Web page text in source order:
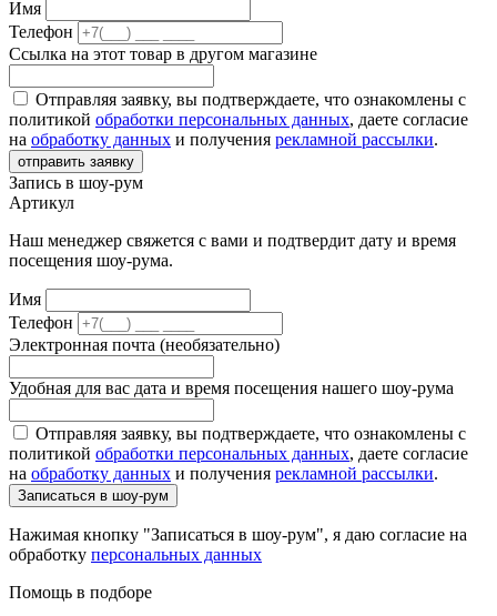
Имя
Телефон
Ссылка на этот товар в другом магазине
Отправляя заявку, вы подтверждаете, что ознакомлены с
политикой обработки персональных данных, даете согласие
на обработку данных и получения рекламной рассылки.
отправить заявку
Запись в шоу-рум
Артикул
Наш менеджер свяжется с вами и подтвердит дату и время
посещения шоу-рума.
Имя
Телефон
Электронная почта (необязательно)
Удобная для вас дата и время посещения нашего шоу-рума
Отправляя заявку, вы подтверждаете, что ознакомлены с
политикой обработки персональных данных, даете согласие
на обработку данных и получения рекламной рассылки.
Записаться в шоу-рум
Нажимая кнопку "Записаться в шоу-рум", я даю согласие на
обработку персональных данных
Помощь в подборе